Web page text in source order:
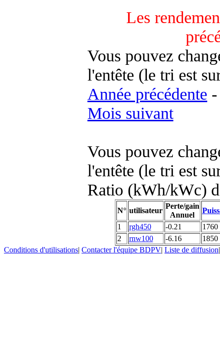
Les
Vous pouvez
l'entête (le tri est
Année précédente -
Mois suivant
Vous pouvez
l'entête (le tri est
Ratio (kWh/kWc)
N° utilisateur
Perte/gain
Annuel
1
rgh450 -0.21
1760
2
rnw100 -6.16
1850
Conditions d'utilisations| Contacter l'équipe BDPV| Liste de diffusion